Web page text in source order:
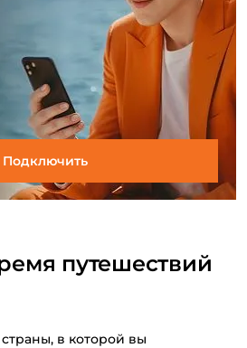
Подключить
путешествий
в которой вы